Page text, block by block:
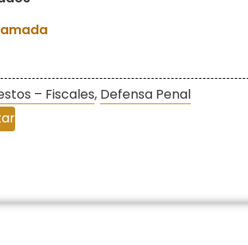
– Fiscales, Defensa Penal